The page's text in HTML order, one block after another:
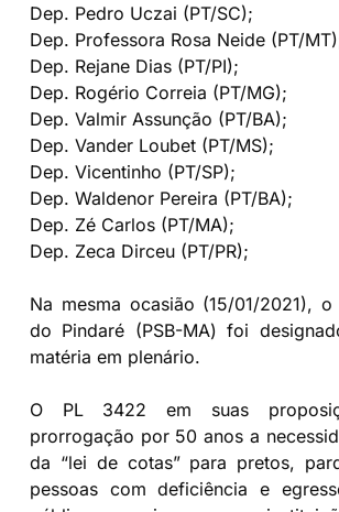
Dep. Pedro Uczai (PT/SC);
Dep. Professora Rosa Neide (PT/
Dep. Rejane Dias (PT/PI);
Dep. Rogério Correia (PT/MG);
Dep. Valmir Assunção (PT/BA);
Dep. Vander Loubet (PT/MS);
Dep. Vicentinho (PT/SP);
Dep. Waldenor Pereira (PT/BA);
Dep. Zé Carlos (PT/MA);
Dep. Zeca Dirceu (PT/PR);
Na mesma ocasião (15/01/2021),
do Pindaré (PSB-MA) foi
matéria em plenário.
O PL 3422 em suas
prorrogação por 50 anos a
da “lei de cotas” para pretos,
pessoas com deficiência e